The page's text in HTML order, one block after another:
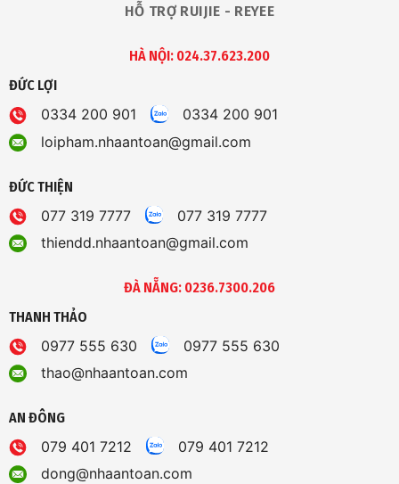
HỖ TRỢ RUIJIE - REYEE
HÀ NỘI: 024.37.623.200
ĐỨC LỢI
0334 200 901
0334 200 901
loipham.nhaantoan@gmail.com
ĐỨC THIỆN
077 319 7777
077 319 7777
thiendd.nhaantoan@gmail.com
ĐÀ NẴNG: 0236.7300.206
THANH THẢO
0977 555 630
0977 555 630
thao@nhaantoan.com
AN ĐÔNG
079 401 7212
079 401 7212
dong@nhaantoan.com